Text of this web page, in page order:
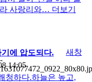
라 사랑리와… 더보기
새창
에 압도되다.
14:05
청하다.하늘은 높고,